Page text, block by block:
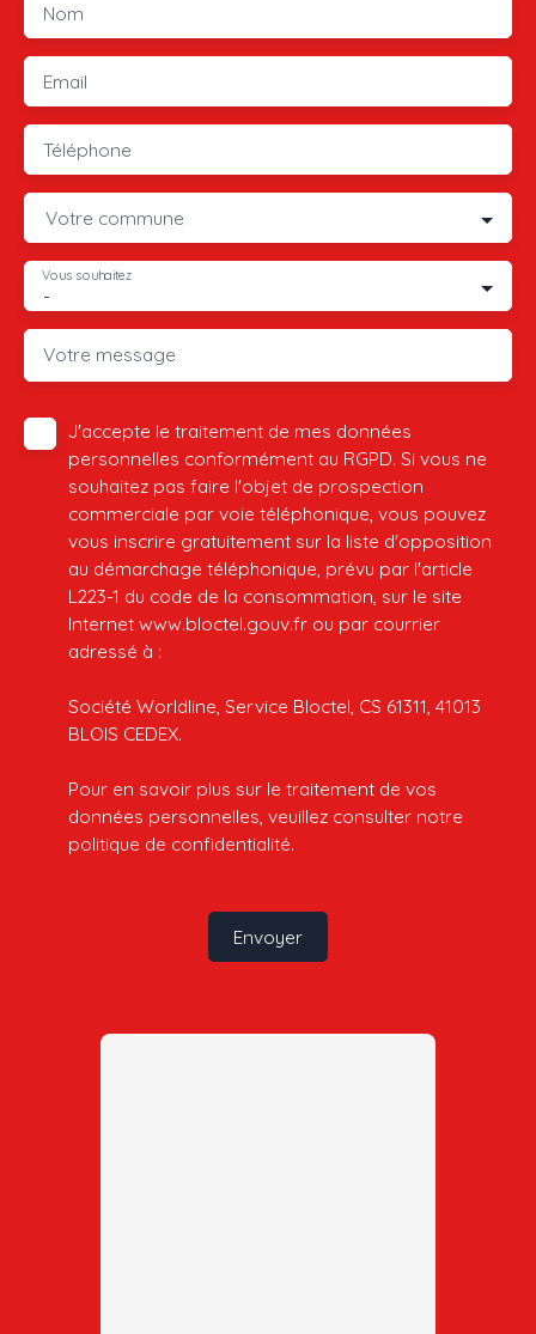
Nom
Email
Téléphone
Votre commune
-
Vous souhaitez
Votre message
J'accepte le traitement de mes données
personnelles conformément au RGPD. Si vous ne
souhaitez pas faire l'objet de prospection
commerciale par voie téléphonique, vous pouvez
vous inscrire gratuitement sur la liste d'opposition
au démarchage téléphonique, prévu par l'article
L223-1 du code de la consommation, sur le site
Internet www.bloctel.gouv.fr ou par courrier
adressé à :
Société Worldline, Service Bloctel, CS 61311, 41013
BLOIS CEDEX.
Pour en savoir plus sur le traitement de vos
données personnelles, veuillez consulter notre
politique de confidentialité.
Envoyer